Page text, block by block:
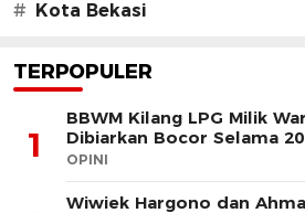
# Kota Bekasi
TERPOPULER
1
BBWM Kilang LPG Milik
Dibiarkan Bocor Selama
OPINI
Wiwiek Hargono dan